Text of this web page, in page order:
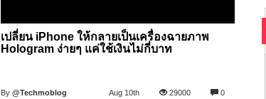
เปลี่ยน iPhone ให้กลายเป็นเครื่องฉายภาพ
Hologram ง่ายๆ แค่ใช้เงินไม่กี่บาท
By@Techmoblog Aug 10th 29000 0